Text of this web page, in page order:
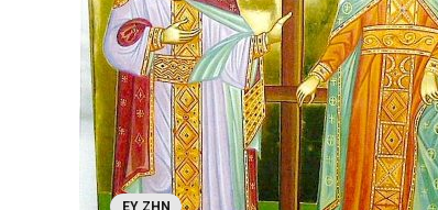
ΕΥ ΖΗΝ